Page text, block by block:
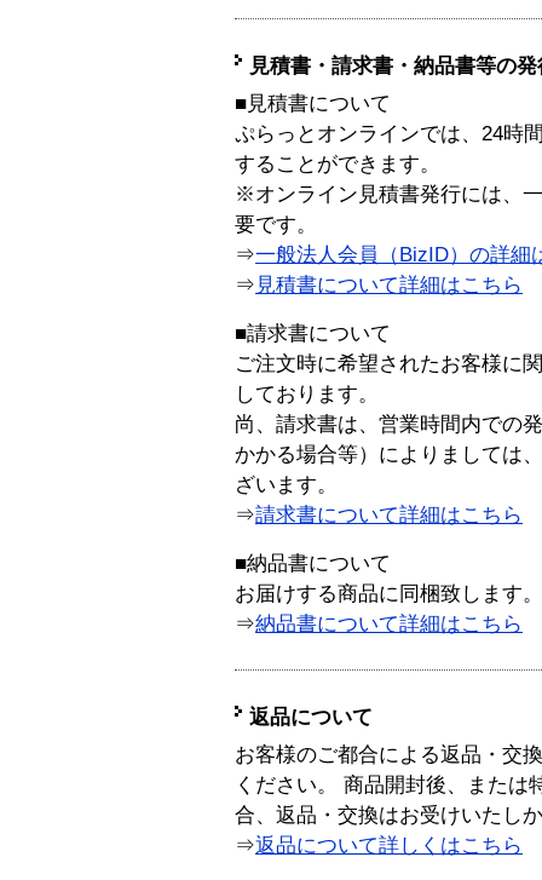
見積書・請求書・納品書等の
■見積書について
ぷらっとオンラインでは、24時
することができます。
※オンライン見積書発行には、
要です。
⇒一般法人会員（BizID）の詳細
⇒ 見積書について詳細はこちら
■請求書について
ご注文時に希望されたお客様に
しております。
尚、請求書は、営業時間内での
かかる場合等）によりましては
ざいます。
⇒請求書について詳細はこちら
■納品書について
お届けする商品に同梱致します。
⇒納品書について詳細はこちら
返品について
お客様のご都合による返品・交
ください。 商品開封後、または
合、返品・交換はお受けいたし
⇒返品について詳しくはこちら